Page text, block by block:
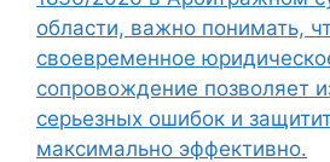
области, важно понимать,
своевременное
сопровождение позволяет
серьезных ошибок и
максимально эффективно.